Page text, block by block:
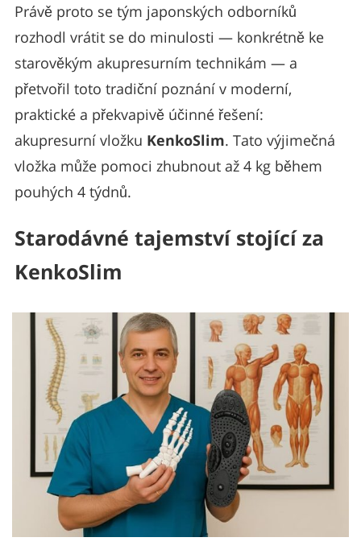
Právě proto se tým japonských odborníků
rozhodl vrátit se do minulosti — konkrétně ke
starověkým akupresurním technikám — a
přetvořil toto tradiční poznání v moderní,
praktické a překvapivě účinné řešení:
akupresurní vložku KenkoSlim. Tato výjimečná
vložka může pomoci zhubnout až 4 kg během
pouhých 4 týdnů.
Starodávné tajemství stojící za
KenkoSlim